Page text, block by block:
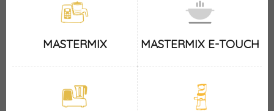
MASTERMIX MASTERMIX E-TOUCH